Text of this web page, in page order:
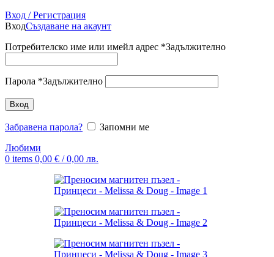
Вход / Регистрация
ВходСъздаване на акаунт
Потребителско име или имейл адрес *Задължително
Парола *Задължително
Вход
Забравена парола?
Запомни ме
Любими
0 items 0,00 € / 0,00 лв.